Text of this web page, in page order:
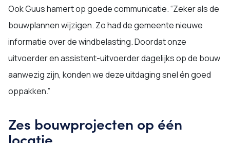
Ook Guus hamert op goede communicatie. “Zeker als de
bouwplannen wijzigen. Zo had de gemeente nieuwe
informatie over de windbelasting. Doordat onze
uitvoerder en assistent-uitvoerder dagelijks op de bouw
aanwezig zijn, konden we deze uitdaging snel én goed
oppakken.”
Zes bouwprojecten op één
locatie